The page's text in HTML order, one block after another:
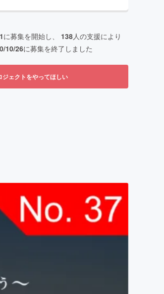
に募集を開始し、 138人の支援により
10/26に募集を終了しました
ジェクトをやってほしい